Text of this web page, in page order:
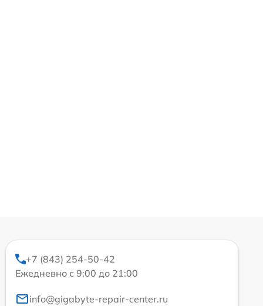
+7 (843) 254-50-42
Ежедневно с 9:00 до 21:00
info@gigabyte-repair-center.ru